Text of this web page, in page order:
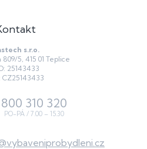
s.r.o.
5, 415 01 Teplice
25143433
CZ25143433
vybaveniprobydleni.cz
800 310 320